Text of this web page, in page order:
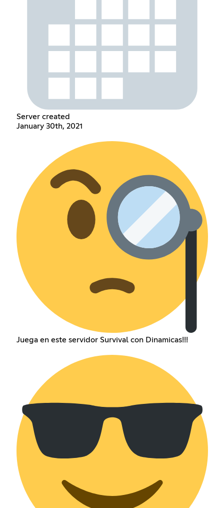
Server created
January 30th, 2021
Juega en este servidor Survival con Dinamicas!!!